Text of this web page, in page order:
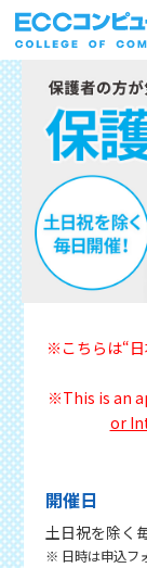
※こちらは“日
※This is an
or
開催日
土日祝を除く
※ 日時は申込フ